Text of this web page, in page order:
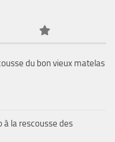
du bon vieux matelas
à la rescousse des